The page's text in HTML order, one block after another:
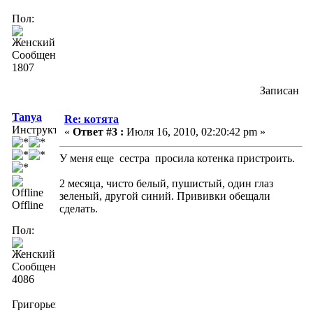
Пол:
Сообщений:
1807
Записан
Tanya
Инструктор
Offline
Пол:
Сообщений:
4086
Григорьева
Re: котята
« Ответ #3 : Июля 16, 2010, 02:20:42 pm »
У меня еще сестра просила котенка пристроить.
2 месяца, чисто белый, пушистый, один глаз
зеленый, другой синий. Прививки обещали
сделать.